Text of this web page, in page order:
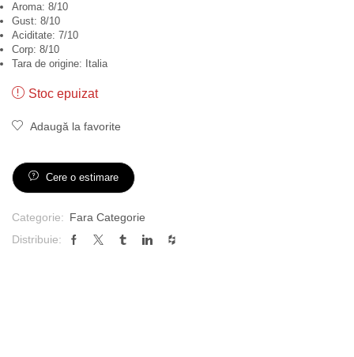
Aroma: 8/10
Gust: 8/10
Aciditate: 7/10
Corp: 8/10
Tara de origine: Italia
Stoc epuizat
Adaugă la favorite
Cere o estimare
Categorie: Fara Categorie
Distribuie: